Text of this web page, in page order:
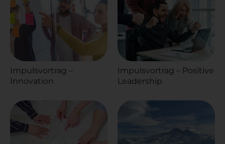
Impulsvortrag –
Innovation
Impulsvortrag – Positive
Leadership